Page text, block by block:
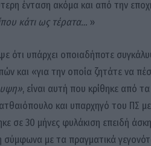
ένταση ακόμα και από την
κάτι ως τέρατα… »
ότι υπάρχει οποιαδήποτε
και «για την οποία ζητάτε να
, είναι αυτή που κρίθηκε από
και υπαρχηγό του ΠΣ
σε 30 μήνες φυλάκιση επειδή
σύμφωνα με τα πραγματικά